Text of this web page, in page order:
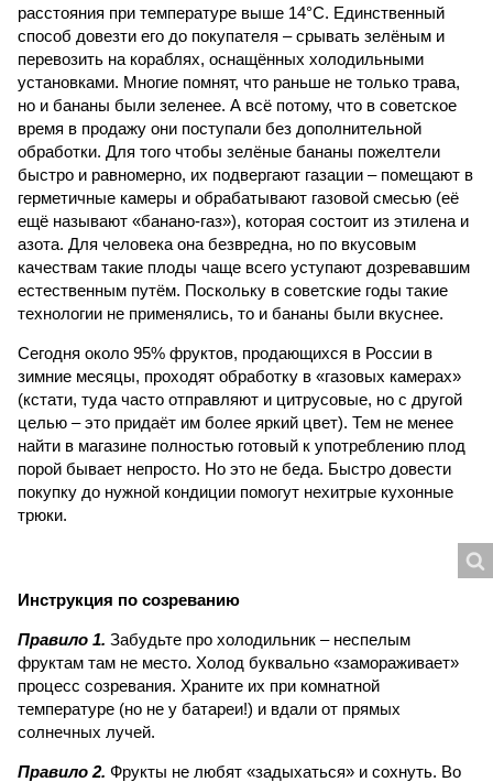
расстояния при температуре выше 14°С. Единственный
способ довезти его до покупателя – срывать зелёным и
перево­зить на кораблях, оснащённых холодильными
установками. Многие помнят, что раньше не только трава,
но и бананы были зеленее. А всё потому, что в советское
время в продажу они поступали без дополнительной
обработки. Для того чтобы зелёные бананы пожелтели
быстро и равномерно, их подвергают газации – помещают в
герметичные камеры и обрабатывают газовой смесью (её
ещё называют «банано-газ»), которая состоит из этилена и
азота. Для человека она безвредна, но по вкусовым
качествам такие плоды чаще всего уступают дозревавшим
естественным путём. Поскольку в советские годы такие
технологии не применялись, то и бананы были вкуснее.
Сегодня около 95% фруктов, продающихся в России в
зимние месяцы, проходят обработку в «газовых камерах»
(кстати, туда часто отправляют и цитрусовые, но с другой
целью – это придаёт им более яркий цвет). Тем не менее
найти в магазине полностью готовый к употреблению плод
порой бывает непросто. Но это не беда. Быстро довести
покупку до нужной кондиции помогут нехитрые кухонные
трюки.
Инструкция по созреванию
Правило 1. Забудьте про холодильник – неспелым
фруктам там не место. Холод буквально «замораживает»
процесс созревания. Храните их при комнатной
температуре (но не у батареи!) и вдали от прямых
солнечных лучей.
Правило 2. Фрукты не любят «задыхаться» и сохнуть. Во